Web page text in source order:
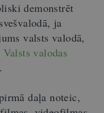
demonstrēt
ja
valsts valodā,
Valsts valodas
daļa noteic,